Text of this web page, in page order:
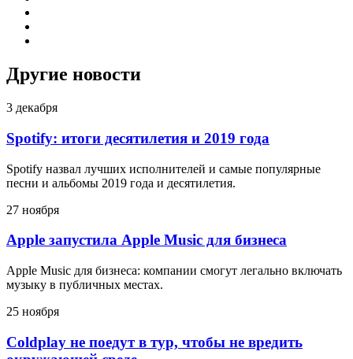
Другие новости
3 декабря
Spotify: итоги десятилетия и 2019 года
Spotify назвал лучших исполнителей и самые популярные
песни и альбомы 2019 года и десятилетия.
27 ноября
Apple запустила Apple Music для бизнеса
Apple Music для бизнеса: компании смогут легально включать
музыку в публичных местах.
25 ноября
Coldplay не поедут в тур, чтобы не вредить